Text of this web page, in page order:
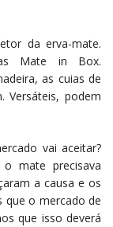
da erva-mate.
Mate in Box.
as cuias de
Versáteis, podem
vai aceitar?
mate precisava
a causa e os
que o mercado de
que isso deverá